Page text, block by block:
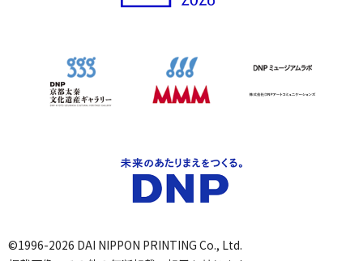
©1996-2026 DAI NIPPON PRINTING Co., Ltd.